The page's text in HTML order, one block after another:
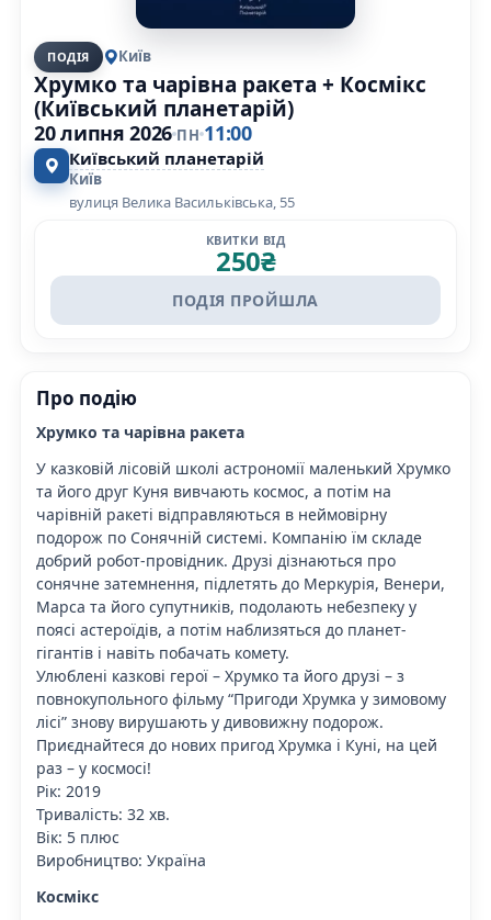
ПОДІЯ Київ
Хрумко та чарівна ракета + Космікс
(Київський планетарій)
20 липня 2026 ПН 11:00
Київський планетарій
Київ
вулиця Велика Васильківська, 55
КВИТКИ ВІД
250₴
ПОДІЯ ПРОЙШЛА
Про подію
Хрумко та чарівна ракета
У казковій лісовій школі астрономії маленький Хрумко
та його друг Куня вивчають космос, а потім на
чарівній ракеті відправляються в неймовірну
подорож по Сонячній системі. Компанію їм складе
добрий робот-провідник. Друзі дізнаються про
сонячне затемнення, підлетять до Меркурія, Венери,
Марса та його супутників, подолають небезпеку у
поясі астероїдів, а потім наблизяться до планет-
гігантів і навіть побачать комету.
Улюблені казкові герої – Хрумко та його друзі – з
повнокупольного фільму “Пригоди Хрумка у зимовому
лісі” знову вирушають у дивовижну подорож.
Приєднайтеся до нових пригод Хрумка і Куні, на цей
раз – у космосі!
Рік: 2019
Тривалість: 32 хв.
Вік: 5 плюс
Виробництво: Україна
Космікс